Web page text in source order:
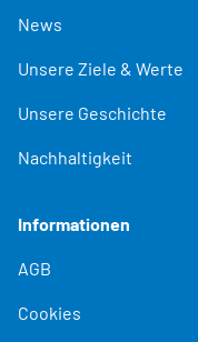
News
Unsere Ziele & Werte
Unsere Geschichte
Nachhaltigkeit
Informationen
AGB
Cookies